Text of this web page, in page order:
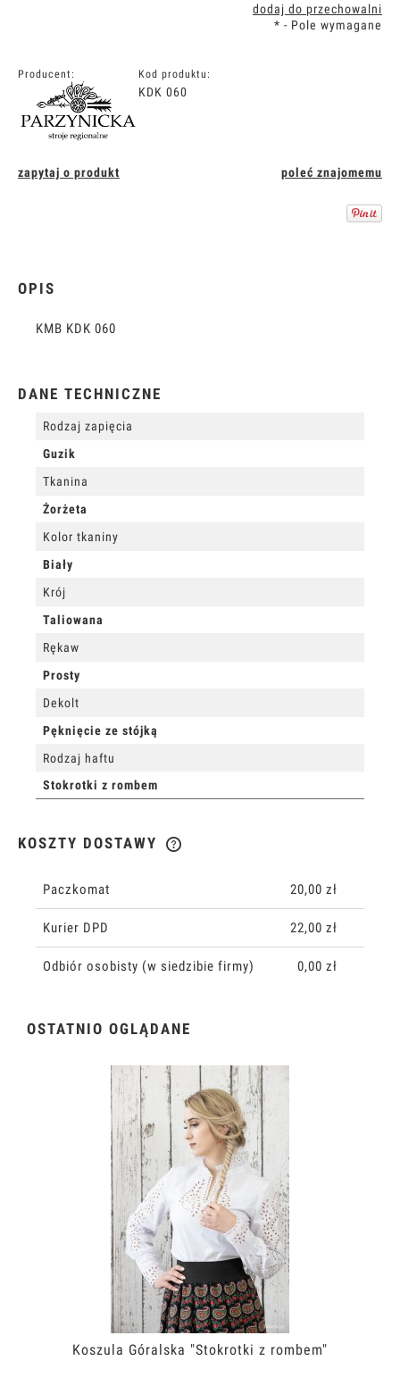
dodaj do przechowalni
* - Pole wymagane
Producent: Kod produktu:
KDK 060
zapytaj o produkt poleć znajomemu
OPIS
KMB KDK 060
DANE TECHNICZNE
Rodzaj zapięcia
Guzik
Tkanina
Żorżeta
Kolor tkaniny
Biały
Krój
Taliowana
Rękaw
Prosty
Dekolt
Pęknięcie ze stójką
Rodzaj haftu
Stokrotki z rombem
KOSZTY DOSTAWY
Paczkomat 20,00 zł
Kurier DPD 22,00 zł
Odbiór osobisty (w siedzibie firmy) 0,00 zł
OSTATNIO OGLĄDANE
Koszula Góralska "Stokrotki z rombem"